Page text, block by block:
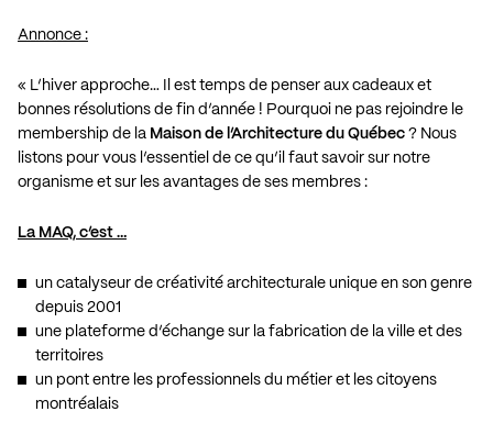
Annonce :
« L’hiver approche… Il est temps de penser aux cadeaux et
bonnes résolutions de fin d’année ! Pourquoi ne pas rejoindre le
membership de la Maison de l’Architecture du Québec ? Nous
listons pour vous l’essentiel de ce qu’il faut savoir sur notre
organisme et sur les avantages de ses membres :
La MAQ, c’est …
un catalyseur de créativité architecturale unique en son genre
depuis 2001
une plateforme d’échange sur la fabrication de la ville et des
territoires
un pont entre les professionnels du métier et les citoyens
montréalais